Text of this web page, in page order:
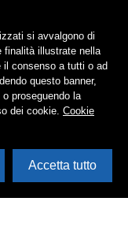
si avvalgono di
finalità illustrate nella
il consenso a tutti o ad
questo banner,
proseguendo la
dei cookie. Cookie
Accetta tutto